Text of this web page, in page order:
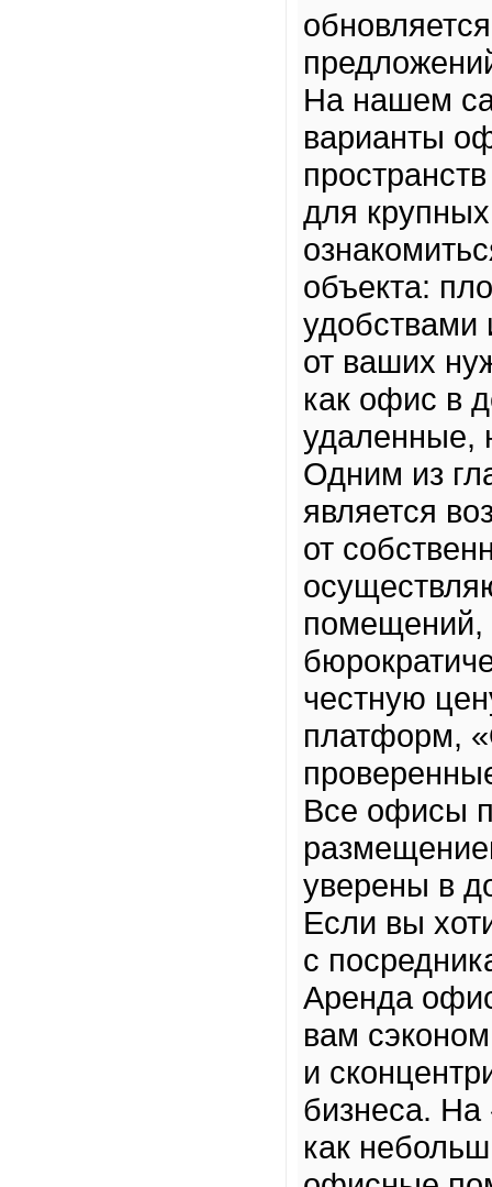
На нашем
варианты
для
объекта:
удобствами
от ваших
как офис в
удаленные,
Одним из
является
от
помещений,
честную
платформ,
Все офисы
уверены в
Если вы
с
Аренда
вам
и
бизнеса.
как